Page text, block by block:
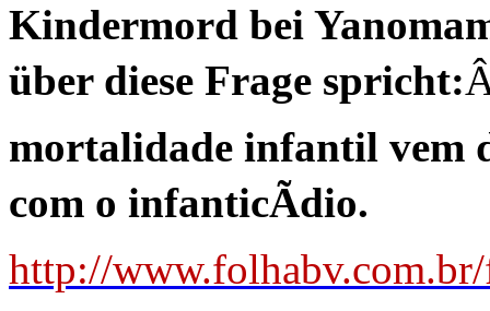
Kindermord bei
über diese Frage spricht:
mortalidade infantil vem
com o infanticÃ­dio.
http://